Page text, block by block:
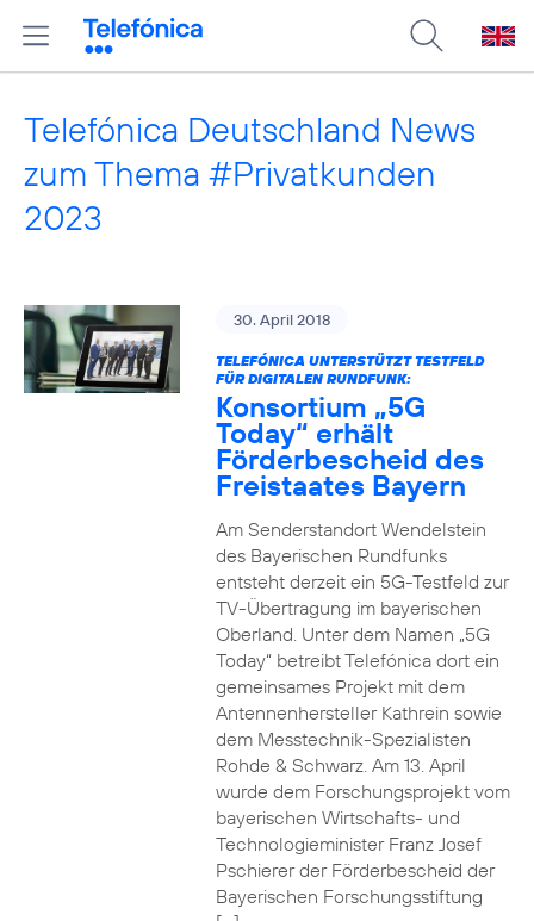
Telefónica Deutschland News
zum Thema #Privatkunden
2023
30. April 2018
TELEFÓNICA UNTERSTÜTZT TESTFELD
FÜR DIGITALEN RUNDFUNK:
Konsortium „5G
Today“ erhält
Förderbescheid des
Freistaates Bayern
Am Senderstandort Wendelstein
des Bayerischen Rundfunks
entsteht derzeit ein 5G-Testfeld zur
TV-Übertragung im bayerischen
Oberland. Unter dem Namen „5G
Today“ betreibt Telefónica dort ein
gemeinsames Projekt mit dem
Antennenhersteller Kathrein sowie
dem Messtechnik-Spezialisten
Rohde & Schwarz. Am 13. April
wurde dem Forschungsprojekt vom
bayerischen Wirtschafts- und
Technologieminister Franz Josef
Pschierer der Förderbescheid der
Bayerischen Forschungsstiftung